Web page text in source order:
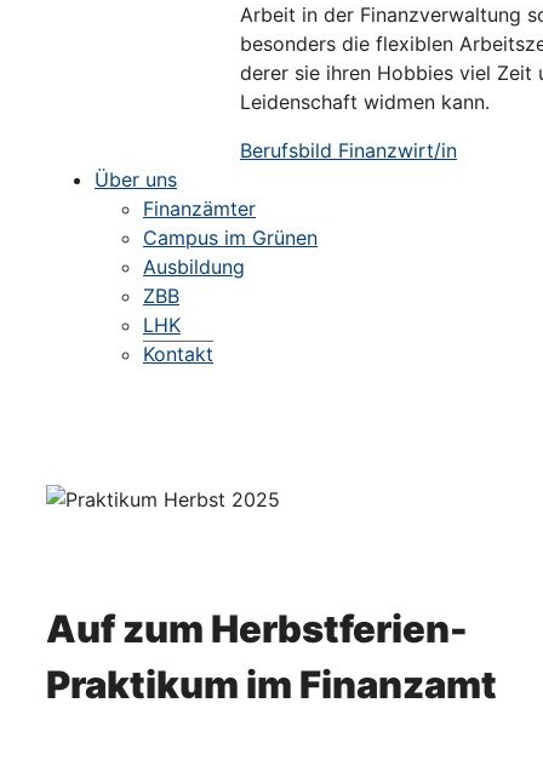
Arbeit in der Finanzverwaltung
besonders die flexiblen
derer sie ihren Hobbies viel Zeit
Leidenschaft widmen kann.
Berufsbild Finanzwirt/in
Über uns
Finanzämter
Campus im Grünen
Ausbildung
ZBB
LHK
Kontakt
Auf zum Herbstferien-
Praktikum im Finanzamt